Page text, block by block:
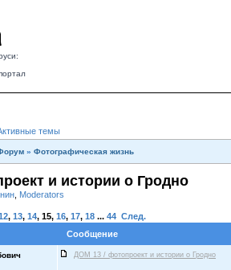
темы
» Фотографическая жизнь
и истории о Гродно
Moderators
, 13, 14, 15, 16, 17, 18 ... 44 След.
Сообщение
ДОМ 13 / фотопроект и истории о Гродно